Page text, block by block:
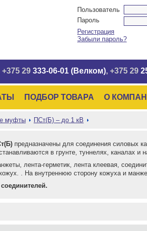
Пользователь
Пароль
Регистрация
Забыли пароль?
+375 29 333-06-01 (Велком), +375 29
ПОДБОР ТОВАРА О
муфты ПСт(Б) – до 1 кВ
предназначены для соединения силовых
в грунте, туннелях, каналах и
лента-герметик, лента клеевая,
. На внутреннюю сторону кожуха и
соединителей.